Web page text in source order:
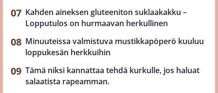
Kahden aineksen gluteeniton suklaakakku –
Lopputulos on hurmaavan herkullinen
Minuuteissa valmistuva mustikkapöperö kuuluu
loppukesän herkkuihin
Tämä niksi kannattaa tehdä kurkulle, jos haluat
salaatista rapeamman.